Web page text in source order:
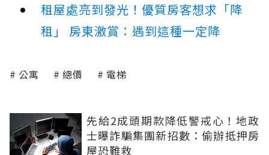
租屋處亮到發光！優質房客想求「降
租」 房東激賞：遇到這種一定降
公寓 總價 電梯
先給2成頭期款降低警戒心！地政
士曝詐騙集團新招數：偷辦抵押房
屋恐難救